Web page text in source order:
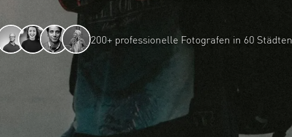
200+ professionelle Fotografen in 60 Städten